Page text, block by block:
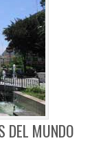
DEL MUNDO